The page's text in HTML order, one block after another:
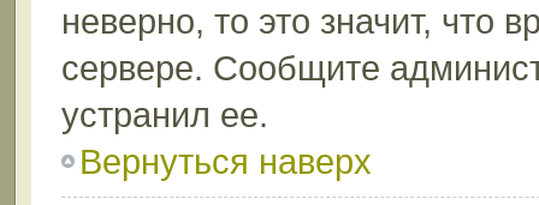
неверно, то это значит, что
сервере. Сообщите
устранил ее.
Вернуться наверх